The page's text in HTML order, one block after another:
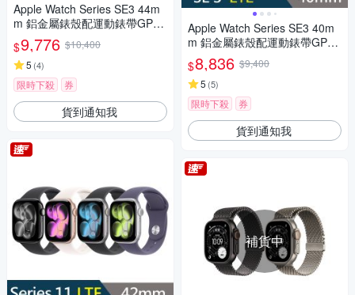
Apple Watch Series SE3 44m
m 鋁金屬錶殼配運動錶帶GPS+
Cellular智慧手錶
$9,776 $10,400
5 (4)
限時下殺 券
貨到通知我
Apple Watch Series SE3 40m
m 鋁金屬錶殼配運動錶帶GPS+
Cellular智慧手錶
$8,836 $9,400
5 (5)
限時下殺 券
貨到通知我
補貨中